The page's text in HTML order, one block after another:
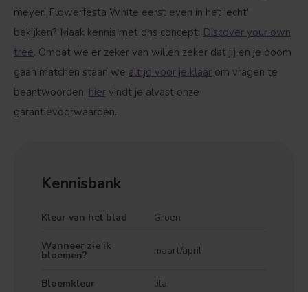
meyeri Flowerfesta White eerst even in het 'echt'
bekijken? Maak kennis met ons concept: Discover your own
tree. Omdat we er zeker van willen zeker dat jij en je boom
gaan matchen staan we altijd voor je klaar om vragen te
beantwoorden, hier vindt je alvast onze
garantievoorwaarden.
Kennisbank
Kleur van het blad Groen
Wanneer zie ik
bloemen? maart/april
Bloemkleur lila